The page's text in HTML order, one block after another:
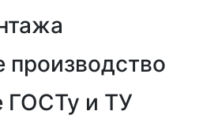
производство
ГОСТу и ТУ